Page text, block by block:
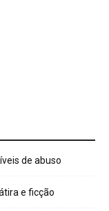
de abuso
e ficção